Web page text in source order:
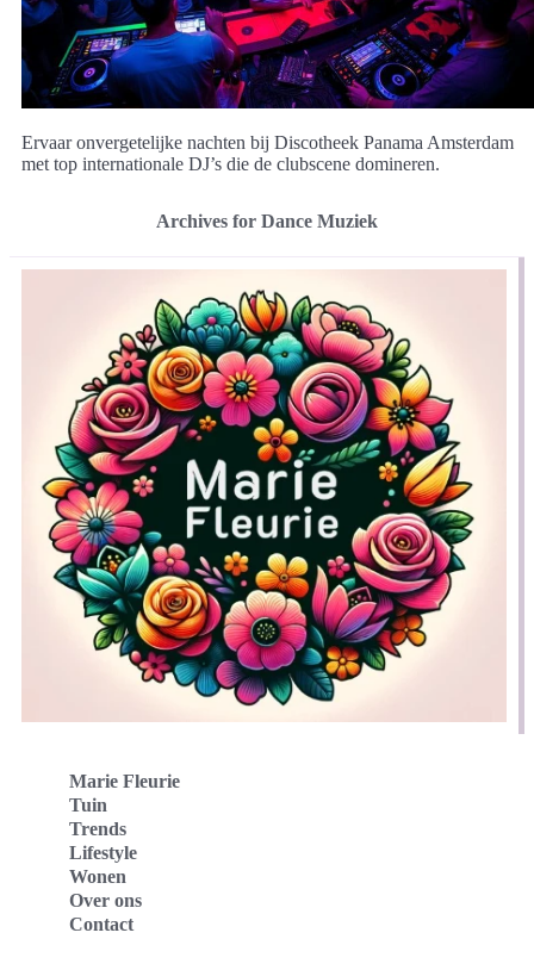
Ervaar onvergetelijke nachten bij Discotheek Panama Amsterdam
met top internationale DJ’s die de clubscene domineren.
Archives for Dance Muziek
Marie Fleurie
Tuin
Trends
Lifestyle
Wonen
Over ons
Contact